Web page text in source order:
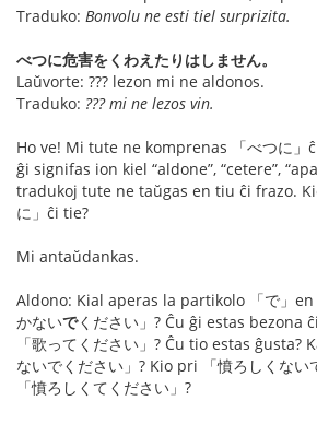
Traduko: Bonvolu ne esti tiel surprizita.
べつに危害をくわえたりはしません。
Laŭvorte: ??? lezon mi ne aldonos.
Traduko: ??? mi ne lezos vin.
Ho ve! Mi tute ne komprenas 「べつに」
ĝi signifas ion kiel “aldone”, “cetere”,
tradukoj tute ne taŭgas en tiu ĉi frazo.
に」ĉi tie?
Mi antaŭdankas.
Aldono: Kial aperas la partikolo 「で」
かないでください」? Ĉu ĝi estas bezona
「歌ってください」? Ĉu tio estas ĝusta?
ないでください」? Kio pri 「憤ろしくない
「憤ろしくてください」?